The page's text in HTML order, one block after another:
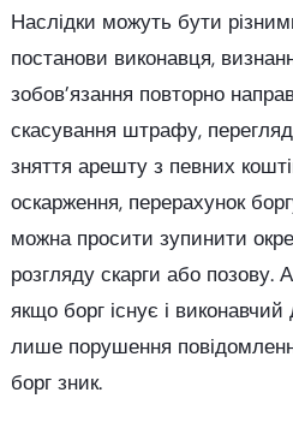
Наслідки можуть бути
постанови виконавця,
зобов’язання повторно
скасування штрафу,
зняття арешту з певних
оскарження, перерахунок
можна просити зупинити
розгляду скарги або позову.
якщо борг існує і
лише порушення
борг зник.